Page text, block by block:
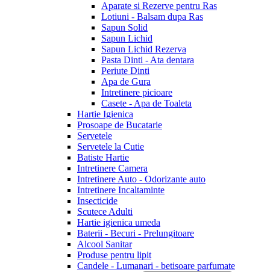
Aparate si Rezerve pentru Ras
Lotiuni - Balsam dupa Ras
Sapun Solid
Sapun Lichid
Sapun Lichid Rezerva
Pasta Dinti - Ata dentara
Periute Dinti
Apa de Gura
Intretinere picioare
Casete - Apa de Toaleta
Hartie Igienica
Prosoape de Bucatarie
Servetele
Servetele la Cutie
Batiste Hartie
Intretinere Camera
Intretinere Auto - Odorizante auto
Intretinere Incaltaminte
Insecticide
Scutece Adulti
Hartie igienica umeda
Baterii - Becuri - Prelungitoare
Alcool Sanitar
Produse pentru lipit
Candele - Lumanari - betisoare parfumate